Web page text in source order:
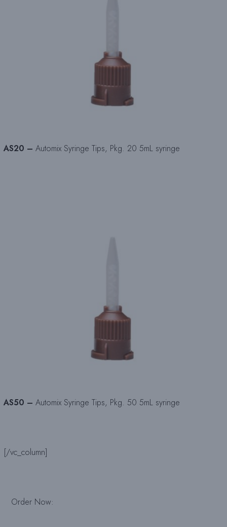
AS20 – Automix Syringe Tips, Pkg. 20 5mL syringe
AS50 – Automix Syringe Tips, Pkg. 50 5mL syringe
[/vc_column]
Order Now: